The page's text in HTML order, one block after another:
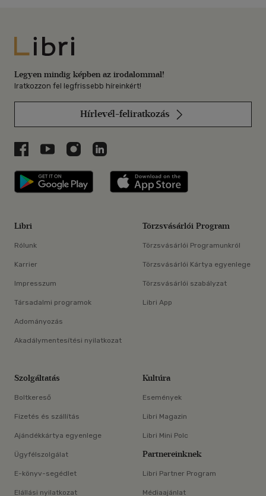
Libri
Legyen mindig képben az irodalommal!
Iratkozzon fel legfrissebb híreinkért!
Hírlevél-feliratkozás
Libri a Facebookon
Libri a Youtube-on
Libri az Instagramon
Libri a LinkedInen
Libri applikáció Szerezd meg: Google
Libri
Rólunk
Karrier
Impresszum
Társadalmi programok
Adományozás
Akadálymentesítési nyilatkozat
Törzsvásárlói Program
Törzsvásárlói Programunkról
Törzsvásárlói Kártya egyenlege
Törzsvásárlói szabályzat
Libri App
Szolgáltatás
Boltkereső
Fizetés és szállítás
Ajándékkártya egyenlege
Ügyfélszolgálat
E-könyv-segédlet
Elállási nyilatkozat
Kultúra
Események
Libri Magazin
Libri Mini Polc
Partnereinknek
Libri Partner Program
Médiaajánlat